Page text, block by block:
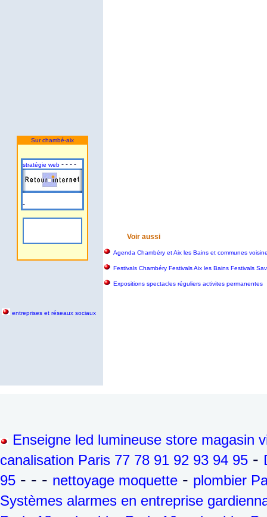
Sur chambé-aix
stratégie web - - - -
-
entreprises et réseaux sociaux
Voir aussi
Agenda Chambéry et Aix les Bains et communes
Festivals Chambéry Festivals Aix les Bains Festivals
Expositions spectacles réguliers activites permanentes
Enseigne led lumineuse store magasin
canalisation Paris 77 78 91 92 93 94 95 -
95 - - - nettoyage moquette - plombier
Systèmes alarmes en entreprise